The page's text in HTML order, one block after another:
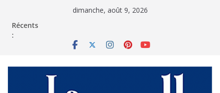
dimanche, août 9, 2026
Récents
: